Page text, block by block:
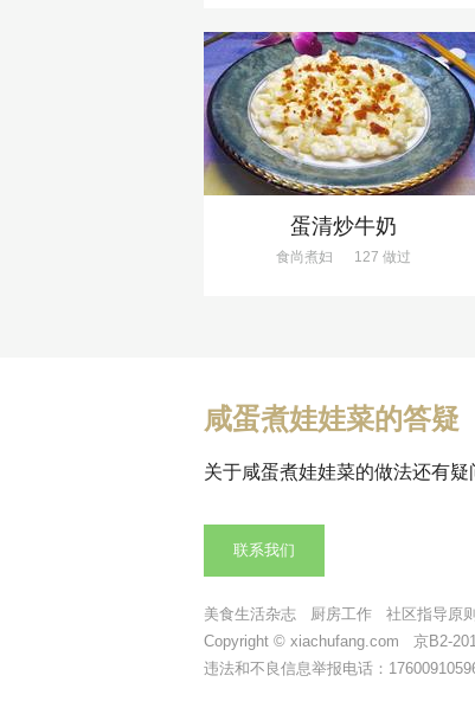
蛋清炒牛奶
食尚煮妇 127 做过
咸蛋煮娃娃菜的答疑
关于咸蛋煮娃娃菜的做法还有疑
联系我们
美食生活杂志 厨房工作 社区指导原则
Copyright © xiachufang.com 京B2-
违法和不良信息举报电话：